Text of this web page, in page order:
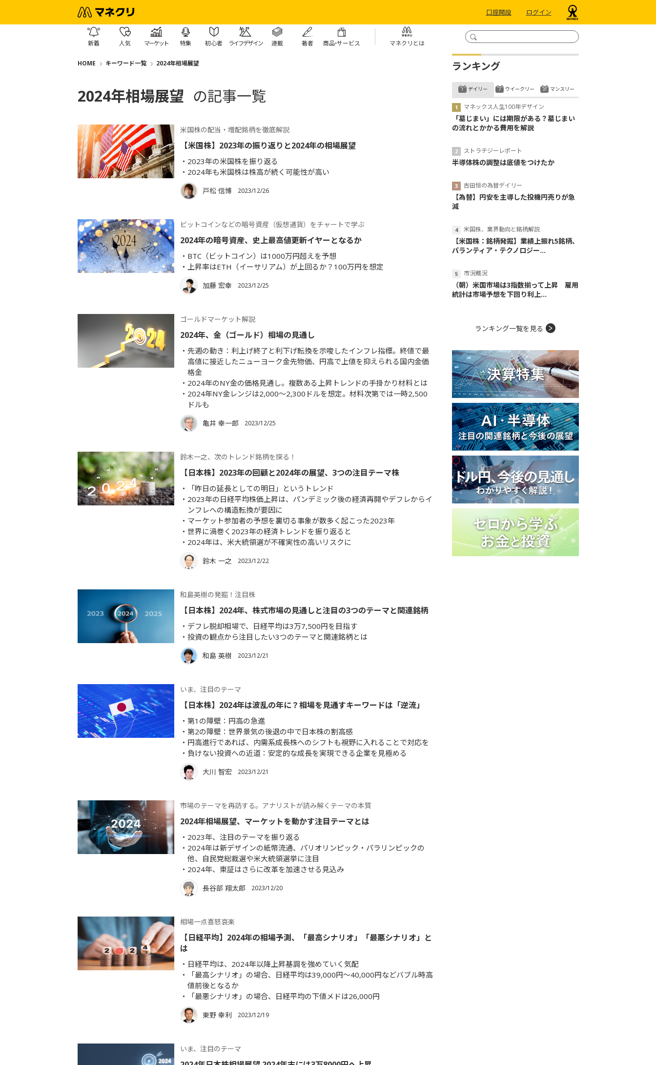
口座開設 ログイン
新着 人気 マーケット 特集 初心者 ライフデザイン 連載 著者 商品・サービス マネクリとは
HOME キーワード一覧 2024年相場展望
2024年相場展望 の記事一覧
米国株の配当・増配銘柄を徹底解説
【米国株】2023年の振り返りと2024年の相場展望
2023年の米国株を振り返る
2024年も米国株は株高が続く可能性が高い
戸松 信博 2023/12/26
ビットコインなどの暗号資産（仮想通貨）をチャートで学ぶ
2024年の暗号資産、史上最高値更新イヤーとなるか
BTC（ビットコイン）は1000万円超えを予想
上昇率はETH（イーサリアム）が上回るか？100万円を想定
加藤 宏幸 2023/12/25
ゴールドマーケット解説
2024年、金（ゴールド）相場の見通し
先週の動き：利上げ終了と利下げ転換を示唆したインフレ指標。終値で最
高値に接近したニューヨーク金先物価、円高で上値を抑えられる国内金価
格金
2024年のNY金の価格見通し。複数ある上昇トレンドの手掛かり材料とは
2024年NY金レンジは2,000～2,300ドルを想定。材料次第では一時2,500
ドルも
亀井 幸一郎 2023/12/25
鈴木一之、次のトレンド銘柄を探る！
【日本株】2023年の回顧と2024年の展望、3つの注目テーマ株
「昨日の延長としての明日」というトレンド
2023年の日経平均株価上昇は、パンデミック後の経済再開やデフレからイ
ンフレへの構造転換が要因に
マーケット参加者の予想を裏切る事象が数多く起こった2023年
世界に渦巻く2023年の経済トレンドを振り返ると
2024年は、米大統領選が不確実性の高いリスクに
鈴木 一之 2023/12/22
和島英樹の発掘！注目株
【日本株】2024年、株式市場の見通しと注目の3つのテーマと関連銘柄
デフレ脱却相場で、日経平均は3万7,500円を目指す
投資の観点から注目したい3つのテーマと関連銘柄とは
和島 英樹 2023/12/21
いま、注目のテーマ
【日本株】2024年は波乱の年に？相場を見通すキーワードは「逆流」
第1の障壁：円高の急進
第2の障壁：世界景気の後退の中で日本株の割高感
円高進行であれば、内需系成長株へのシフトも視野に入れることで対応を
負けない投資への近道：安定的な成長を実現できる企業を見極める
大川 智宏 2023/12/21
市場のテーマを再訪する。アナリストが読み解くテーマの本質
2024年相場展望、マーケットを動かす注目テーマとは
2023年、注目のテーマを振り返る
2024年は新デザインの紙幣流通、パリオリンピック・パラリンピックの
他、自民党総裁選や米大統領選挙に注目
2024年、東証はさらに改革を加速させる見込み
長谷部 翔太郎 2023/12/20
相場一点喜怒哀楽
【日経平均】2024年の相場予測、「最高シナリオ」「最悪シナリオ」と
は
日経平均は、2024年以降上昇基調を強めていく気配
「最高シナリオ」の場合、日経平均は39,000円～40,000円などバブル時高
値前後となるか
「最悪シナリオ」の場合、日経平均の下値メドは26,000円
東野 幸利 2023/12/19
いま、注目のテーマ
ランキング
デイリー
マネックス人生100年デザイン
「墓じまい」には期限がある？墓じまい
の流れとかかる費用を解説
ストラテジーレポート
半導体株の調整は底値をつけたか
吉田恒の為替デイリー
【為替】円安を主導した投機円売りが急
減
米国株、業界動向と銘柄解説
【米国株：銘柄発掘】業績上振れ5銘柄、
パランティア・テクノロジー...
市況概況
（朝）米国市場は3指数揃って上昇 雇用
統計は市場予想を下回り利上...
ウイークリー マンスリー
ランキング一覧を見る